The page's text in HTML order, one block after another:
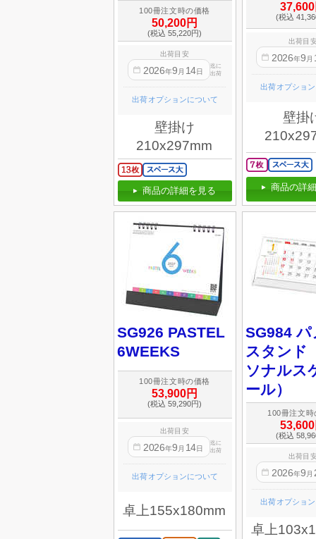
100冊注文時の価格
50,200円
(税込 55,220円)
出荷目安
2026年9 月 14日
迄に
出荷
出荷オプションについて
壁掛け
210x297mm
商品の詳細を見る
(税込
出荷目
2026年9 月
出荷オプショ
壁掛
商品の詳
SG926 PASTEL
6WEEKS
100冊注文時の価格
53,900円
(税込 59,290円)
出荷目安
2026年9 月 14日
迄に
出荷
出荷オプションについて
卓上155x180mm
SG984
スタンド
ソナルス
ール）
100冊注文時
(税込
出荷目
2026年9 月
出荷オプショ
卓上